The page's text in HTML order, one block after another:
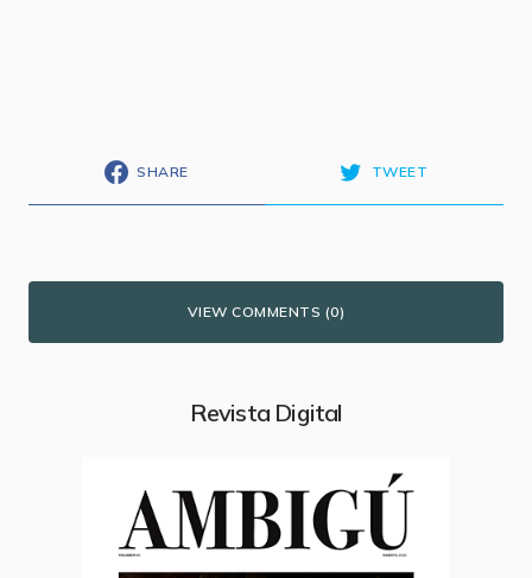
SHARE TWEET
VIEW COMMENTS (0)
Revista Digital